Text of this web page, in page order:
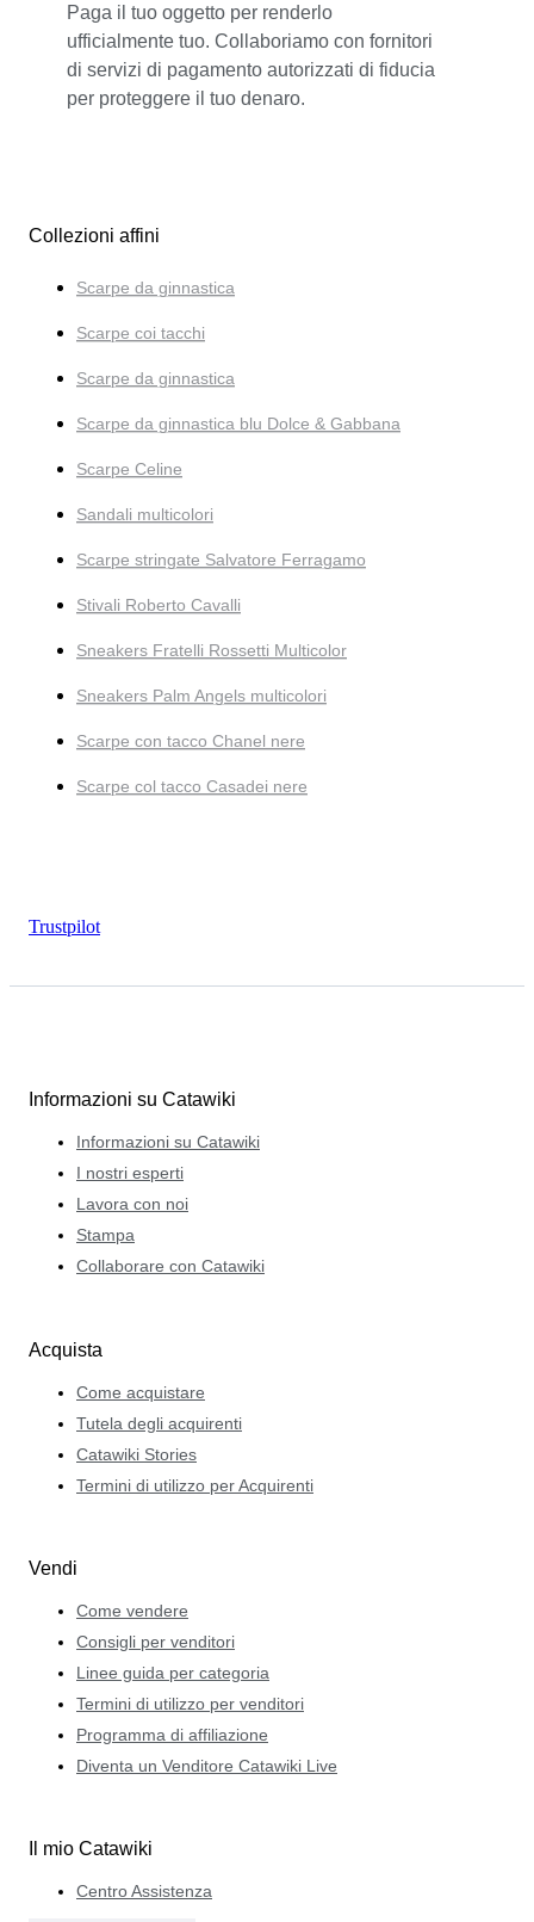
Paga il tuo oggetto per renderlo
ufficialmente tuo. Collaboriamo con fornitori
di servizi di pagamento autorizzati di fiducia
per proteggere il tuo denaro.
Collezioni affini
Scarpe da ginnastica
Scarpe coi tacchi
Scarpe da ginnastica
Scarpe da ginnastica blu Dolce & Gabbana
Scarpe Celine
Sandali multicolori
Scarpe stringate Salvatore Ferragamo
Stivali Roberto Cavalli
Sneakers Fratelli Rossetti Multicolor
Sneakers Palm Angels multicolori
Scarpe con tacco Chanel nere
Scarpe col tacco Casadei nere
Trustpilot
Informazioni su Catawiki
Informazioni su Catawiki
I nostri esperti
Lavora con noi
Stampa
Collaborare con Catawiki
Acquista
Come acquistare
Tutela degli acquirenti
Catawiki Stories
Termini di utilizzo per Acquirenti
Vendi
Come vendere
Consigli per venditori
Linee guida per categoria
Termini di utilizzo per venditori
Programma di affiliazione
Diventa un Venditore Catawiki Live
Il mio Catawiki
Centro Assistenza